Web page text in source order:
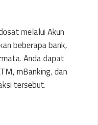
melalui Akun
beberapa bank,
Anda dapat
mBanking, dan
tersebut.